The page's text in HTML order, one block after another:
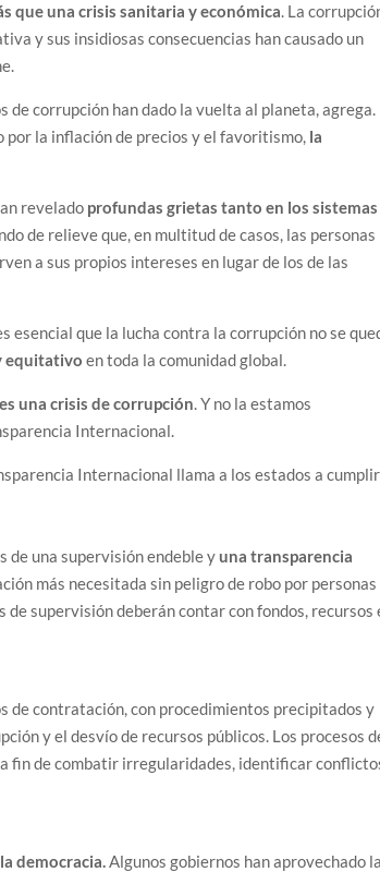
que una crisis sanitaria y económica. La
y sus insidiosas consecuencias han causado un
de corrupción han dado la vuelta al planeta, agrega.
por la inflación de precios y el favoritismo, la
revelado profundas grietas tanto en los sistemas
de relieve que, en multitud de casos, las personas
a sus propios intereses en lugar de los de las
esencial que la lucha contra la corrupción no se
equitativo en toda la comunidad global.
una crisis de corrupción. Y no la estamos
Internacional.
Internacional llama a los estados a cumplir
de una supervisión endeble yuna transparencia
más necesitada sin peligro de robo por personas
supervisión deberán contar con fondos, recursos
de contratación, con procedimientos precipitados y
y el desvío de recursos públicos. Los procesos
a fin de combatir irregularidades, identificar
democracia.Algunos gobiernos han aprovechado